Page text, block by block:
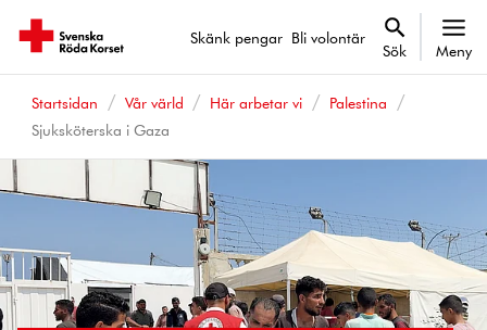
Skänk pengar Bli volontär
Sök Meny
Startsidan Vår värld Här arbetar vi
Palestina
Sjuksköterska i Gaza